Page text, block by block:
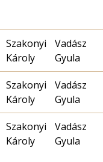
Szakonyi
Károly
Vadász
Gyula
Szakonyi
Károly
Vadász
Gyula
Szakonyi
Károly
Vadász
Gyula